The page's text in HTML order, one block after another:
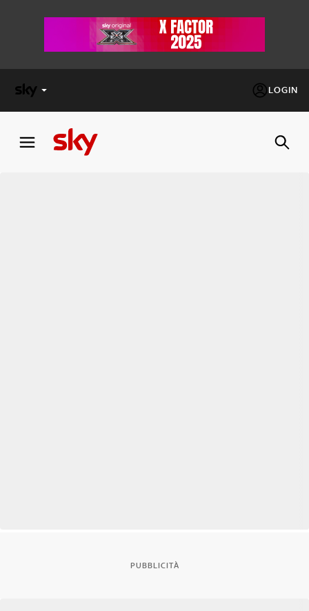
LOGIN
FACTOR
PUBBLICITÀ